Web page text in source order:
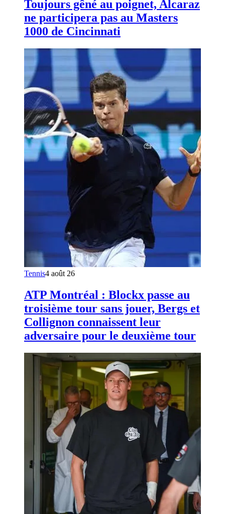
Toujours gêné au poignet, Alcaraz
ne participera pas au Masters
1000 de Cincinnati
Tennis4 août 26
ATP Montréal : Blockx passe au
troisième tour sans jouer, Bergs et
Collignon connaissent leur
adversaire pour le deuxième tour